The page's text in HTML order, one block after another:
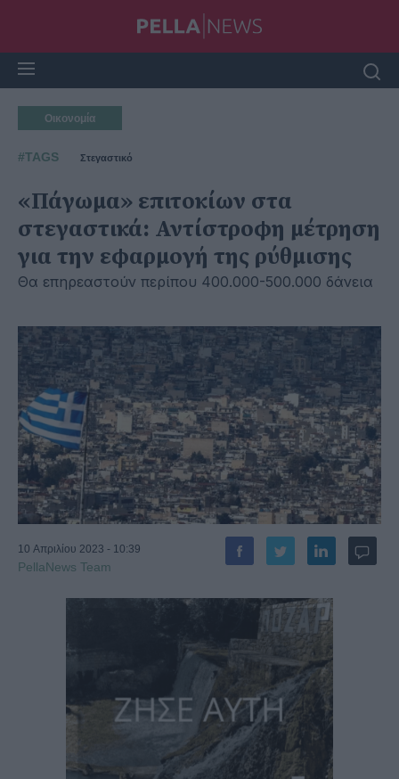
Οικονομία
#TAGS Στεγαστικό
«Πάγωμα» επιτοκίων στα
στεγαστικά: Αντίστροφη μέτρηση
για την εφαρμογή της ρύθμισης
Θα επηρεαστούν περίπου 400.000-500.000 δάνεια
10 Απριλίου 2023 - 10:39
PellaNews Team